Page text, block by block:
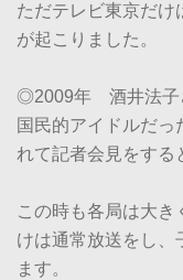
ただテレビ東京だけ
が起こりました。
◎2009年 酒井法子
国民的アイドルだっ
れて記者会見をする
この時も各局は大
けは通常放送をし、
ます。